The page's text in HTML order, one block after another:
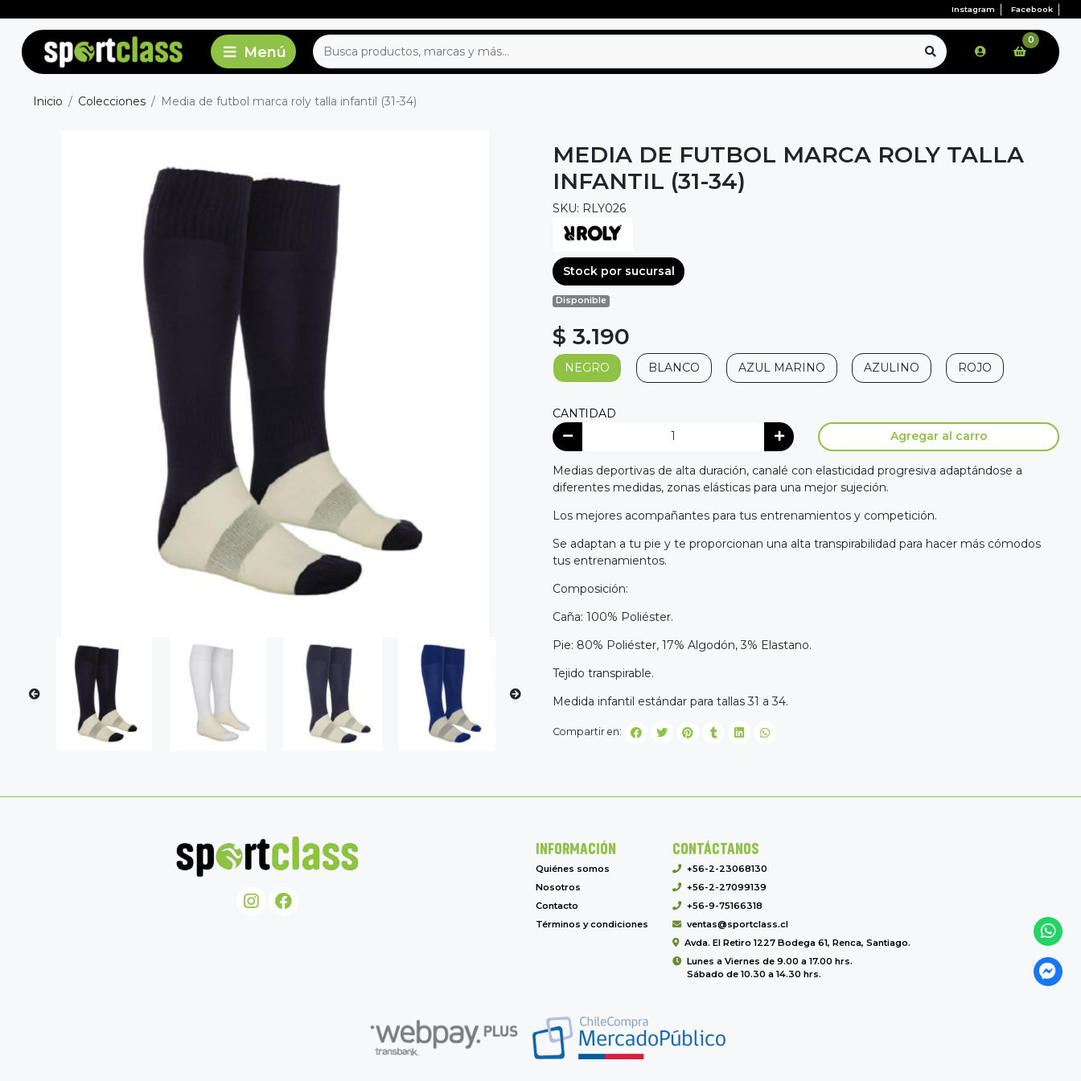
Instagram Facebook
0
Inicio Colecciones Media de futbol marca roly talla infantil (31-34)
MEDIA DE FUTBOL MARCA ROLY TALLA
INFANTIL (31-34)
SKU: RLY026
Stock por sucursal
Disponible
$ 3.190
NEGRO BLANCO AZUL MARINO AZULINO ROJO
CANTIDAD
Agregar al carro
Medias deportivas de alta duración, canalé con elasticidad progresiva adaptándose a
diferentes medidas, zonas elásticas para una mejor sujeción.
Los mejores acompañantes para tus entrenamientos y competición.
Se adaptan a tu pie y te proporcionan una alta transpirabilidad para hacer más cómodos
tus entrenamientos.
Composición:
Caña: 100% Poliéster.
Pie: 80% Poliéster, 17% Algodón, 3% Elastano.
Tejido transpirable.
Medida infantil estándar para tallas 31 a 34.
Compartir en:
INFORMACIÓN
Quiénes somos
Nosotros
Contacto
Términos y condiciones
CONTÁCTANOS
+56-2-23068130
+56-2-27099139
+56-9-75166318
ventas@sportclass.cl
Avda. El Retiro 1227 Bodega 61, Renca, Santiago.
Lunes a Viernes de 9.00 a 17.00 hrs.
Sábado de 10.30 a 14.30 hrs.